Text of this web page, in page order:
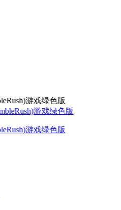
游戏绿色版
游戏绿色版